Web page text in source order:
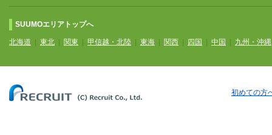
SUUMOエリアトップへ
北海道 東北 関東 甲信越・北陸 東海 関西 四国 中国 九州・沖縄
初めての方